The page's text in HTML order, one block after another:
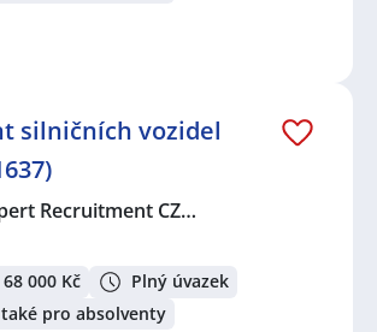
silničních vozidel
Recruitment CZ…
000 Kč
Plný úvazek
pro absolventy